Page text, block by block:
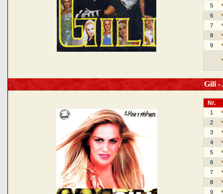
5
6
7
8
9
Gili -
Nr.
1
2
3
4
5
6
7
8
9